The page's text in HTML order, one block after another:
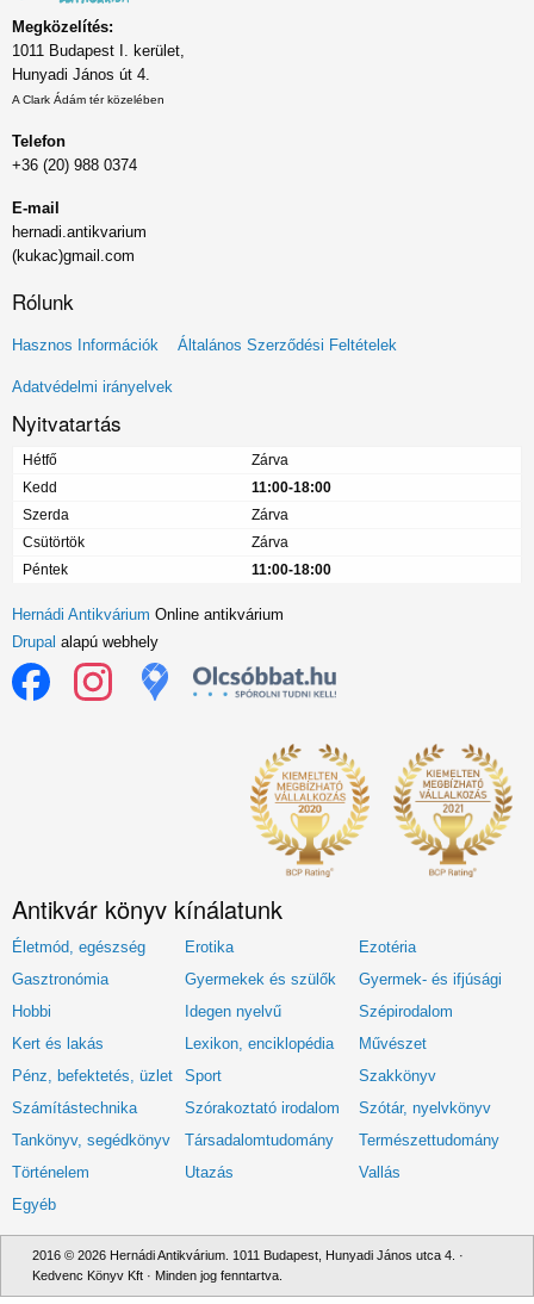
Megközelítés:
1011 Budapest I. kerület,
Hunyadi János út 4.
A Clark Ádám tér közelében
Telefon
+36 (20) 988 0374
E-mail
hernadi.antikvarium
(kukac)gmail.com
Rólunk
Lábléc
menü
Hasznos Információk Általános Szerződési Feltételek
Adatvédelmi irányelvek
Nyitvatartás
Hétfő
Zárva
Kedd
11:00-18:00
Szerda
Zárva
Csütörtök
Zárva
Péntek
11:00-18:00
Hernádi Antikvárium Online antikvárium
Drupal alapú webhely
Antikvár könyv kínálatunk
Életmód, egészség Erotika
Ezotéria
Gasztronómia
Gyermekek és szülők
Gyermek- és ifjúsági
Hobbi
Idegen nyelvű
Szépirodalom
Kert és lakás
Lexikon, enciklopédia
Művészet
Pénz, befektetés, üzlet
Sport
Szakkönyv
Számítástechnika
Szórakoztató irodalom
Szótár, nyelvkönyv
Tankönyv, segédkönyv
Társadalomtudomány
Természettudomány
Történelem
Utazás
Vallás
Egyéb
2016 © 2026 Hernádi Antikvárium. 1011 Budapest, Hunyadi János utca 4. ·
Kedvenc Könyv Kft · Minden jog fenntartva.